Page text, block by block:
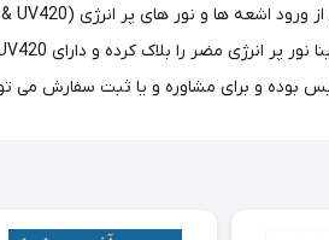
و یا ثبت سفارش می توانید در ساعات 11 الی 24 با شماره